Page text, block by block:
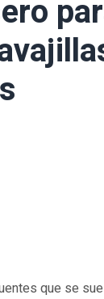
que se